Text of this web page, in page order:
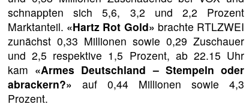
schnappten sich 5,6, 3,2 und 2,2 Prozent
Marktanteil. «Hartz Rot Gold» brachte RTLZWEI
zunächst 0,33 Millionen sowie 0,29 Zuschauer
und 2,5 respektive 1,5 Prozent, ab 22.15 Uhr
kam «Armes Deutschland – Stempeln oder
abrackern?» auf 0,44 Millionen sowie 4,3
Prozent.